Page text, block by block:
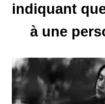
o
e
l
indiquant
à une